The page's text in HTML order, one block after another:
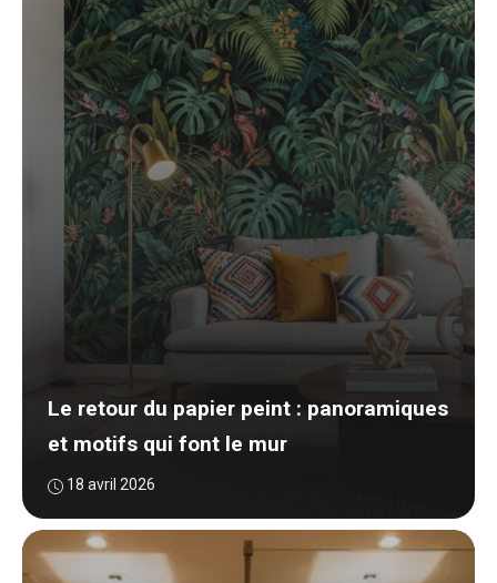
Le retour du papier peint : panoramiques
et motifs qui font le mur
18 avril 2026